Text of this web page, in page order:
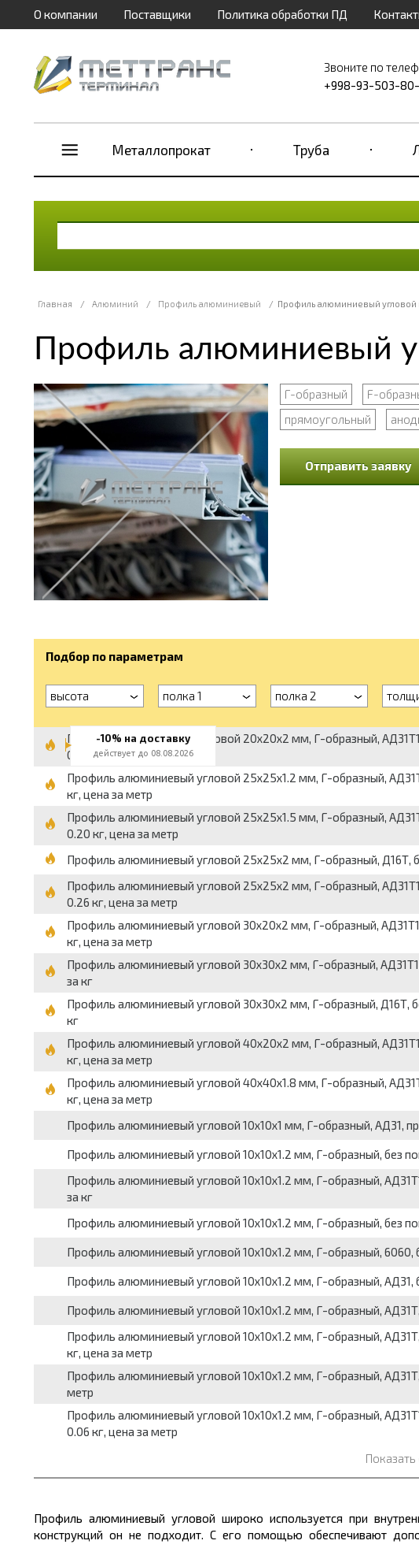
О компании Поставщики Политика обработки ПД
Звоните по
+998-93-503-
Металлопрокат Труба
Главная / Алюминий / Профиль алюминиевый / Профиль алюминиевый угловой
Профиль алюминиевый
Г-образный F-
прямоугольный
Отправить заявку
Подбор по параметрам
высота полка 1 полка 2
Профиль алюминиевый угловой 20x20x2 мм, Г-образный,
0.21 кг, цена за метр
Профиль алюминиевый угловой 25x25x1.2 мм, Г-образный,
кг, цена за метр
Профиль алюминиевый угловой 25x25x1.5 мм, Г-образный,
0.20 кг, цена за метр
Профиль алюминиевый угловой 25x25x2 мм, Г-образный, Д16Т,
Профиль алюминиевый угловой 25x25x2 мм, Г-образный,
0.26 кг, цена за метр
Профиль алюминиевый угловой 30x20x2 мм, Г-образный,
кг, цена за метр
Профиль алюминиевый угловой 30x30x2 мм, Г-образный,
за кг
Профиль алюминиевый угловой 30x30x2 мм, Г-образный, Д16Т,
кг
Профиль алюминиевый угловой 40x20x2 мм, Г-образный,
кг, цена за метр
Профиль алюминиевый угловой 40x40x1.8 мм, Г-образный,
кг, цена за метр
Профиль алюминиевый угловой 10x10x1 мм, Г-образный, АД31,
Профиль алюминиевый угловой 10x10x1.2 мм, Г-образный, без
Профиль алюминиевый угловой 10x10x1.2 мм, Г-образный,
за кг
Профиль алюминиевый угловой 10x10x1.2 мм, Г-образный, без
Профиль алюминиевый угловой 10x10x1.2 мм, Г-образный, 6060,
Профиль алюминиевый угловой 10x10x1.2 мм, Г-образный, АД31,
Профиль алюминиевый угловой 10x10x1.2 мм, Г-образный,
Профиль алюминиевый угловой 10x10x1.2 мм, Г-образный,
кг, цена за метр
Профиль алюминиевый угловой 10x10x1.2 мм, Г-образный,
метр
Профиль алюминиевый угловой 10x10x1.2 мм, Г-образный,
0.06 кг, цена за метр
Профиль алюминиевый угловой широко используется при
конструкций он не подходит. С его помощью обеспечивают
-10% на доставку
действует до 08.08.2026